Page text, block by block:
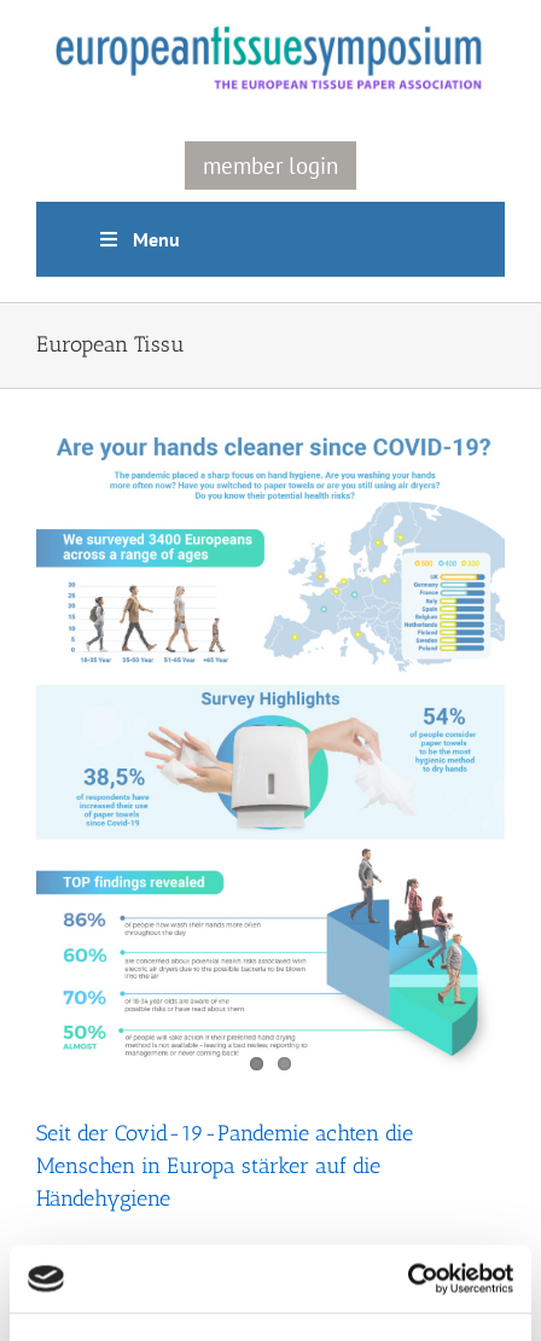
content
member login
Menu
European Tissu
Seit der Covid-19-Pandemie achten die
Menschen in Europa stärker auf die
Händehygiene
Die Menschen waschen ihre Hände häufiger, sind um
die mit elektrischen Händetrocknern verbundenen